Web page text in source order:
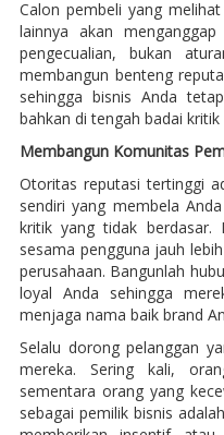
Calon pembeli yang
lainnya akan
pengecualian, bukan
membangun benteng
sehingga bisnis Anda
bahkan di tengah badai kritik
Membangun Komunitas
Otoritas reputasi tertinggi
sendiri yang membela
kritik yang tidak
sesama pengguna jauh
perusahaan. Bangunlah
loyal Anda sehingga
menjaga nama baik brand
Selalu dorong pelanggan
mereka. Sering kali,
sementara orang yang
sebagai pemilik bisnis